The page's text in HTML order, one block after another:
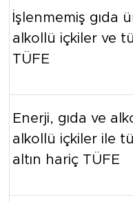
İşlenmemiş gıda
alkollü içkiler ve
TÜFE
Enerji, gıda ve
alkollü içkiler ile
altın hariç TÜFE